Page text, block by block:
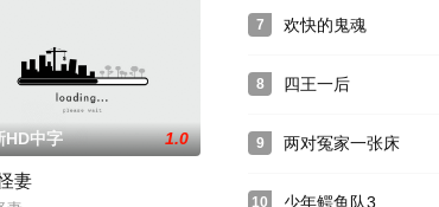
HD中字 1.0
妻
7 欢快的鬼魂
8 四王一后
9 两对冤家一张床
10 少年鳄鱼队3